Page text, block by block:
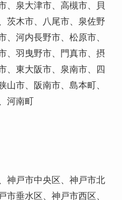
、泉大津市、高槻市、貝
茨木市、八尾市、泉佐野
、河内長野市、松原市、
、羽曳野市、門真市、摂
、東大阪市、泉南市、四
山市、阪南市、島本町、
河南町
神戸市中央区、神戸市北
市垂水区、神戸市西区、